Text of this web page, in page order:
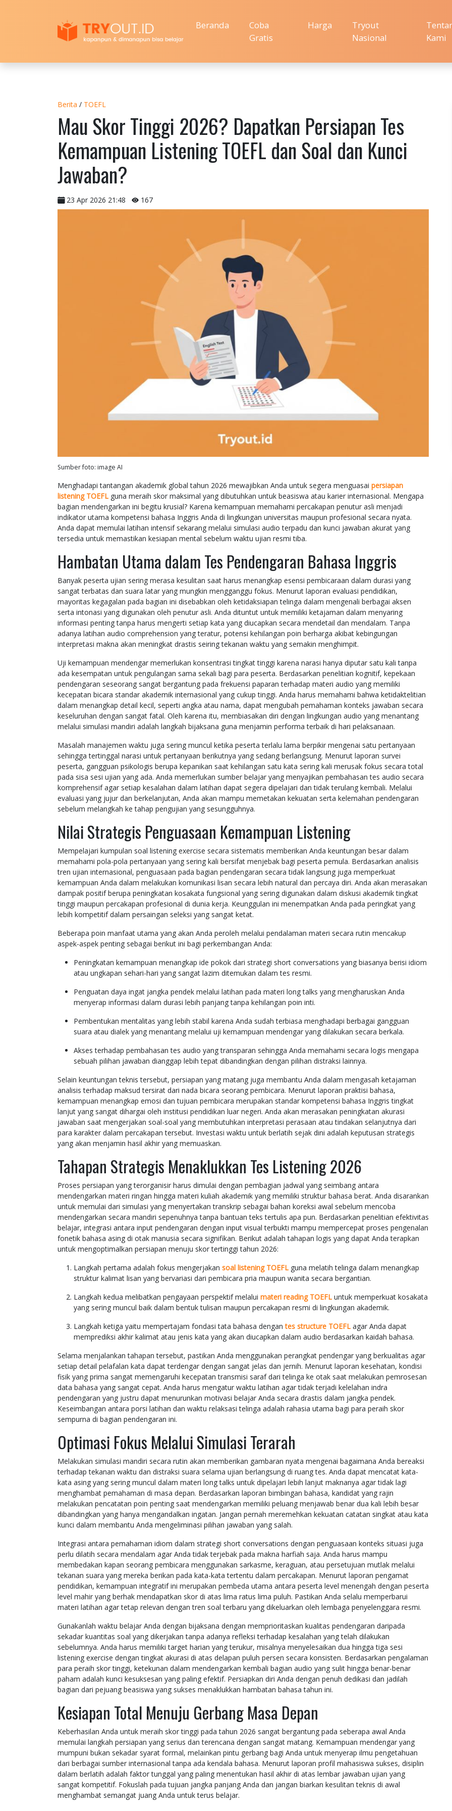
Beranda
Coba
Gratis
Harga
Tryout
Nasional
Kami
Berita / TOEFL
Mau Skor Tinggi 2026? Dapatkan Persiapan Tes
Kemampuan Listening TOEFL dan Soal dan Kunci
Jawaban?
23 Apr 2026 21:48 167
Sumber foto: image AI
Menghadapi tantangan akademik global tahun 2026 mewajibkan Anda untuk segera menguasai persiapan
listening TOEFL guna meraih skor maksimal yang dibutuhkan untuk beasiswa atau karier internasional. Mengapa
bagian mendengarkan ini begitu krusial? Karena kemampuan memahami percakapan penutur asli menjadi
indikator utama kompetensi bahasa Inggris Anda di lingkungan universitas maupun profesional secara nyata.
Anda dapat memulai latihan intensif sekarang melalui simulasi audio terpadu dan kunci jawaban akurat yang
tersedia untuk memastikan kesiapan mental sebelum waktu ujian resmi tiba.
Hambatan Utama dalam Tes Pendengaran Bahasa Inggris
Banyak peserta ujian sering merasa kesulitan saat harus menangkap esensi pembicaraan dalam durasi yang
sangat terbatas dan suara latar yang mungkin mengganggu fokus. Menurut laporan evaluasi pendidikan,
mayoritas kegagalan pada bagian ini disebabkan oleh ketidaksiapan telinga dalam mengenali berbagai aksen
serta intonasi yang digunakan oleh penutur asli. Anda dituntut untuk memiliki ketajaman dalam menyaring
informasi penting tanpa harus mengerti setiap kata yang diucapkan secara mendetail dan mendalam. Tanpa
adanya latihan audio comprehension yang teratur, potensi kehilangan poin berharga akibat kebingungan
interpretasi makna akan meningkat drastis seiring tekanan waktu yang semakin menghimpit.
Uji kemampuan mendengar memerlukan konsentrasi tingkat tinggi karena narasi hanya diputar satu kali tanpa
ada kesempatan untuk pengulangan sama sekali bagi para peserta. Berdasarkan penelitian kognitif, kepekaan
pendengaran seseorang sangat bergantung pada frekuensi paparan terhadap materi audio yang memiliki
kecepatan bicara standar akademik internasional yang cukup tinggi. Anda harus memahami bahwa ketidaktelitian
dalam menangkap detail kecil, seperti angka atau nama, dapat mengubah pemahaman konteks jawaban secara
keseluruhan dengan sangat fatal. Oleh karena itu, membiasakan diri dengan lingkungan audio yang menantang
melalui simulasi mandiri adalah langkah bijaksana guna menjamin performa terbaik di hari pelaksanaan.
Masalah manajemen waktu juga sering muncul ketika peserta terlalu lama berpikir mengenai satu pertanyaan
sehingga tertinggal narasi untuk pertanyaan berikutnya yang sedang berlangsung. Menurut laporan survei
peserta, gangguan psikologis berupa kepanikan saat kehilangan satu kata sering kali merusak fokus secara total
pada sisa sesi ujian yang ada. Anda memerlukan sumber belajar yang menyajikan pembahasan tes audio secara
komprehensif agar setiap kesalahan dalam latihan dapat segera dipelajari dan tidak terulang kembali. Melalui
evaluasi yang jujur dan berkelanjutan, Anda akan mampu memetakan kekuatan serta kelemahan pendengaran
sebelum melangkah ke tahap pengujian yang sesungguhnya.
Nilai Strategis Penguasaan Kemampuan Listening
Mempelajari kumpulan soal listening exercise secara sistematis memberikan Anda keuntungan besar dalam
memahami pola-pola pertanyaan yang sering kali bersifat menjebak bagi peserta pemula. Berdasarkan analisis
tren ujian internasional, penguasaan pada bagian pendengaran secara tidak langsung juga memperkuat
kemampuan Anda dalam melakukan komunikasi lisan secara lebih natural dan percaya diri. Anda akan merasakan
dampak positif berupa peningkatan kosakata fungsional yang sering digunakan dalam diskusi akademik tingkat
tinggi maupun percakapan profesional di dunia kerja. Keunggulan ini menempatkan Anda pada peringkat yang
lebih kompetitif dalam persaingan seleksi yang sangat ketat.
Beberapa poin manfaat utama yang akan Anda peroleh melalui pendalaman materi secara rutin mencakup
aspek-aspek penting sebagai berikut ini bagi perkembangan Anda:
Peningkatan kemampuan menangkap ide pokok dari strategi short conversations yang biasanya berisi idiom
atau ungkapan sehari-hari yang sangat lazim ditemukan dalam tes resmi.
Penguatan daya ingat jangka pendek melalui latihan pada materi long talks yang mengharuskan Anda
menyerap informasi dalam durasi lebih panjang tanpa kehilangan poin inti.
Pembentukan mentalitas yang lebih stabil karena Anda sudah terbiasa menghadapi berbagai gangguan
suara atau dialek yang menantang melalui uji kemampuan mendengar yang dilakukan secara berkala.
Akses terhadap pembahasan tes audio yang transparan sehingga Anda memahami secara logis mengapa
sebuah pilihan jawaban dianggap lebih tepat dibandingkan dengan pilihan distraksi lainnya.
Selain keuntungan teknis tersebut, persiapan yang matang juga membantu Anda dalam mengasah ketajaman
analisis terhadap maksud tersirat dari nada bicara seorang pembicara. Menurut laporan praktisi bahasa,
kemampuan menangkap emosi dan tujuan pembicara merupakan standar kompetensi bahasa Inggris tingkat
lanjut yang sangat dihargai oleh institusi pendidikan luar negeri. Anda akan merasakan peningkatan akurasi
jawaban saat mengerjakan soal-soal yang membutuhkan interpretasi perasaan atau tindakan selanjutnya dari
para karakter dalam percakapan tersebut. Investasi waktu untuk berlatih sejak dini adalah keputusan strategis
yang akan menjamin hasil akhir yang memuaskan.
Tahapan Strategis Menaklukkan Tes Listening 2026
Proses persiapan yang terorganisir harus dimulai dengan pembagian jadwal yang seimbang antara
mendengarkan materi ringan hingga materi kuliah akademik yang memiliki struktur bahasa berat. Anda disarankan
untuk memulai dari simulasi yang menyertakan transkrip sebagai bahan koreksi awal sebelum mencoba
mendengarkan secara mandiri sepenuhnya tanpa bantuan teks tertulis apa pun. Berdasarkan penelitian efektivitas
belajar, integrasi antara input pendengaran dengan input visual terbukti mampu mempercepat proses pengenalan
fonetik bahasa asing di otak manusia secara signifikan. Berikut adalah tahapan logis yang dapat Anda terapkan
untuk mengoptimalkan persiapan menuju skor tertinggi tahun 2026:
Langkah pertama adalah fokus mengerjakan soal listening TOEFL guna melatih telinga dalam menangkap
struktur kalimat lisan yang bervariasi dari pembicara pria maupun wanita secara bergantian.
Langkah kedua melibatkan pengayaan perspektif melalui materi reading TOEFL untuk memperkuat kosakata
yang sering muncul baik dalam bentuk tulisan maupun percakapan resmi di lingkungan akademik.
Langkah ketiga yaitu mempertajam fondasi tata bahasa dengantes structure TOEFL agar Anda dapat
memprediksi akhir kalimat atau jenis kata yang akan diucapkan dalam audio berdasarkan kaidah bahasa.
Selama menjalankan tahapan tersebut, pastikan Anda menggunakan perangkat pendengar yang berkualitas agar
setiap detail pelafalan kata dapat terdengar dengan sangat jelas dan jernih. Menurut laporan kesehatan, kondisi
fisik yang prima sangat memengaruhi kecepatan transmisi saraf dari telinga ke otak saat melakukan pemrosesan
data bahasa yang sangat cepat. Anda harus mengatur waktu latihan agar tidak terjadi kelelahan indra
pendengaran yang justru dapat menurunkan motivasi belajar Anda secara drastis dalam jangka pendek.
Keseimbangan antara porsi latihan dan waktu relaksasi telinga adalah rahasia utama bagi para peraih skor
sempurna di bagian pendengaran ini.
Optimasi Fokus Melalui Simulasi Terarah
Melakukan simulasi mandiri secara rutin akan memberikan gambaran nyata mengenai bagaimana Anda bereaksi
terhadap tekanan waktu dan distraksi suara selama ujian berlangsung di ruang tes. Anda dapat mencatat kata-
kata asing yang sering muncul dalam materi long talks untuk dipelajari lebih lanjut maknanya agar tidak lagi
menghambat pemahaman di masa depan. Berdasarkan laporan bimbingan bahasa, kandidat yang rajin
melakukan pencatatan poin penting saat mendengarkan memiliki peluang menjawab benar dua kali lebih besar
dibandingkan yang hanya mengandalkan ingatan. Jangan pernah meremehkan kekuatan catatan singkat atau kata
kunci dalam membantu Anda mengeliminasi pilihan jawaban yang salah.
Integrasi antara pemahaman idiom dalam strategi short conversations dengan penguasaan konteks situasi juga
perlu dilatih secara mendalam agar Anda tidak terjebak pada makna harfiah saja. Anda harus mampu
membedakan kapan seorang pembicara menggunakan sarkasme, keraguan, atau persetujuan mutlak melalui
tekanan suara yang mereka berikan pada kata-kata tertentu dalam percakapan. Menurut laporan pengamat
pendidikan, kemampuan integratif ini merupakan pembeda utama antara peserta level menengah dengan peserta
level mahir yang berhak mendapatkan skor di atas lima ratus lima puluh. Pastikan Anda selalu memperbarui
materi latihan agar tetap relevan dengan tren soal terbaru yang dikeluarkan oleh lembaga penyelenggara resmi.
Gunakanlah waktu belajar Anda dengan bijaksana dengan memprioritaskan kualitas pendengaran daripada
sekadar kuantitas soal yang dikerjakan tanpa adanya refleksi terhadap kesalahan yang telah dilakukan
sebelumnya. Anda harus memiliki target harian yang terukur, misalnya menyelesaikan dua hingga tiga sesi
listening exercise dengan tingkat akurasi di atas delapan puluh persen secara konsisten. Berdasarkan pengalaman
para peraih skor tinggi, ketekunan dalam mendengarkan kembali bagian audio yang sulit hingga benar-benar
paham adalah kunci kesuksesan yang paling efektif. Persiapkan diri Anda dengan penuh dedikasi dan jadilah
bagian dari pejuang beasiswa yang sukses menaklukkan hambatan bahasa tahun ini.
Kesiapan Total Menuju Gerbang Masa Depan
Keberhasilan Anda untuk meraih skor tinggi pada tahun 2026 sangat bergantung pada seberapa awal Anda
memulai langkah persiapan yang serius dan terencana dengan sangat matang. Kemampuan mendengar yang
mumpuni bukan sekadar syarat formal, melainkan pintu gerbang bagi Anda untuk menyerap ilmu pengetahuan
dari berbagai sumber internasional tanpa ada kendala bahasa. Menurut laporan profil mahasiswa sukses, disiplin
dalam berlatih adalah faktor tunggal yang paling menentukan hasil akhir di atas lembar jawaban ujian yang
sangat kompetitif. Fokuslah pada tujuan jangka panjang Anda dan jangan biarkan kesulitan teknis di awal
menghambat semangat juang Anda untuk terus belajar.